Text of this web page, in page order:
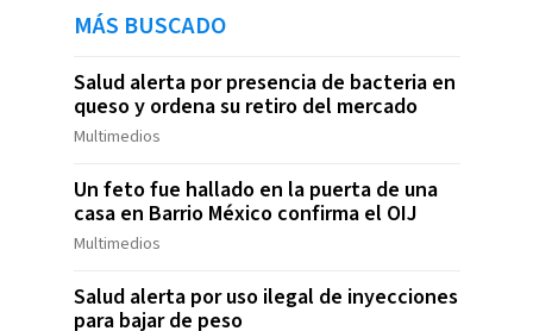
MÁS BUSCADO
Salud alerta por presencia de bacteria en
queso y ordena su retiro del mercado
Multimedios
Un feto fue hallado en la puerta de una
casa en Barrio México confirma el OIJ
Multimedios
Salud alerta por uso ilegal de inyecciones
para bajar de peso